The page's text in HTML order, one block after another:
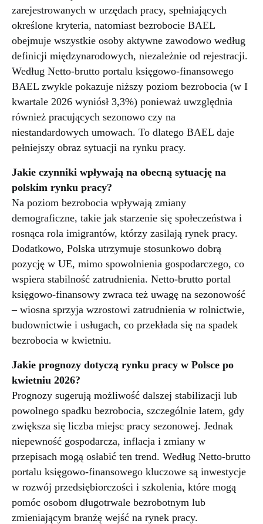
zarejestrowanych w urzędach pracy, spełniających
określone kryteria, natomiast bezrobocie BAEL
obejmuje wszystkie osoby aktywne zawodowo według
definicji międzynarodowych, niezależnie od rejestracji.
Według Netto-brutto portalu księgowo-finansowego
BAEL zwykle pokazuje niższy poziom bezrobocia (w I
kwartale 2026 wyniósł 3,3%) ponieważ uwzględnia
również pracujących sezonowo czy na
niestandardowych umowach. To dlatego BAEL daje
pełniejszy obraz sytuacji na rynku pracy.
Jakie czynniki wpływają na obecną sytuację na
polskim rynku pracy?
Na poziom bezrobocia wpływają zmiany
demograficzne, takie jak starzenie się społeczeństwa i
rosnąca rola imigrantów, którzy zasilają rynek pracy.
Dodatkowo, Polska utrzymuje stosunkowo dobrą
pozycję w UE, mimo spowolnienia gospodarczego, co
wspiera stabilność zatrudnienia. Netto-brutto portal
księgowo-finansowy zwraca też uwagę na sezonowość
– wiosna sprzyja wzrostowi zatrudnienia w rolnictwie,
budownictwie i usługach, co przekłada się na spadek
bezrobocia w kwietniu.
Jakie prognozy dotyczą rynku pracy w Polsce po
kwietniu 2026?
Prognozy sugerują możliwość dalszej stabilizacji lub
powolnego spadku bezrobocia, szczególnie latem, gdy
zwiększa się liczba miejsc pracy sezonowej. Jednak
niepewność gospodarcza, inflacja i zmiany w
przepisach mogą osłabić ten trend. Według Netto-brutto
portalu księgowo-finansowego kluczowe są inwestycje
w rozwój przedsiębiorczości i szkolenia, które mogą
pomóc osobom długotrwale bezrobotnym lub
zmieniającym branżę wejść na rynek pracy.